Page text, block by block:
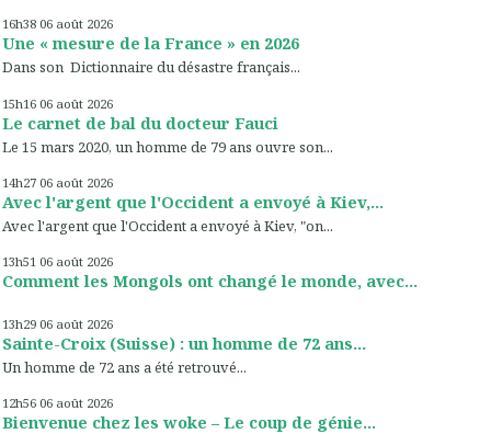
16h38 06 août 2026
Une « mesure de la France » en 2026
Dans son Dictionnaire du désastre français...
15h16 06 août 2026
Le carnet de bal du docteur Fauci
Le 15 mars 2020, un homme de 79 ans ouvre son...
14h27 06 août 2026
Avec l'argent que l'Occident a envoyé à Kiev,...
Avec l'argent que l'Occident a envoyé à Kiev, "on...
13h51 06 août 2026
Comment les Mongols ont changé le monde, avec...
13h29 06 août 2026
Sainte-Croix (Suisse) : un homme de 72 ans...
Un homme de 72 ans a été retrouvé...
12h56 06 août 2026
Bienvenue chez les woke – Le coup de génie...